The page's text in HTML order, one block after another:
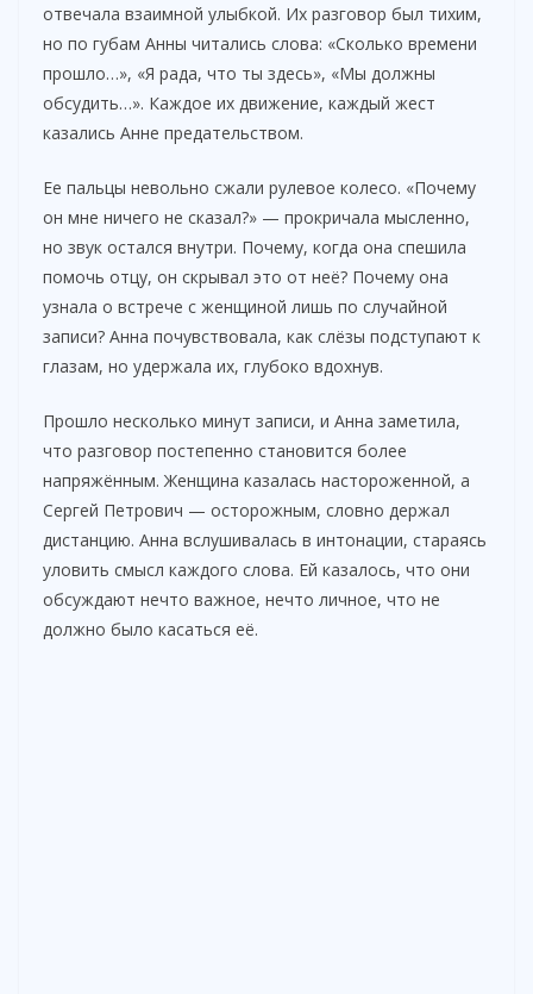
отвечала взаимной улыбкой. Их разговор был тихим,
но по губам Анны читались слова: «Сколько времени
прошло…», «Я рада, что ты здесь», «Мы должны
обсудить…». Каждое их движение, каждый жест
казались Анне предательством.
Ее пальцы невольно сжали рулевое колесо. «Почему
он мне ничего не сказал?» — прокричала мысленно,
но звук остался внутри. Почему, когда она спешила
помочь отцу, он скрывал это от неё? Почему она
узнала о встрече с женщиной лишь по случайной
записи? Анна почувствовала, как слёзы подступают к
глазам, но удержала их, глубоко вдохнув.
Прошло несколько минут записи, и Анна заметила,
что разговор постепенно становится более
напряжённым. Женщина казалась настороженной, а
Сергей Петрович — осторожным, словно держал
дистанцию. Анна вслушивалась в интонации, стараясь
уловить смысл каждого слова. Ей казалось, что они
обсуждают нечто важное, нечто личное, что не
должно было касаться её.